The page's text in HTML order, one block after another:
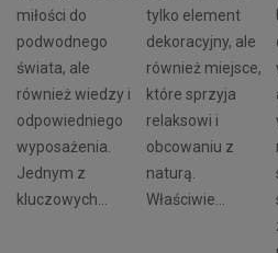
miłości do
podwodnego
świata, ale
również wiedzy i
odpowiedniego
wyposażenia.
Jednym z
kluczowych...
tylko element
dekoracyjny, ale
również miejsce,
które sprzyja
relaksowi i
obcowaniu z
naturą.
Właściwie...